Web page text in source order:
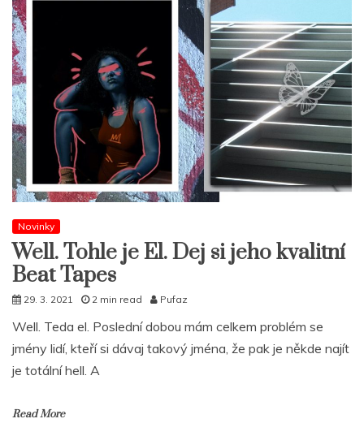
Novinky
Well. Tohle je El. Dej si jeho kvalitní
Beat Tapes
29. 3. 2021 2 min read Pufaz
Well. Teda el. Poslední dobou mám celkem problém se
jmény lidí, kteří si dávaj takový jména, že pak je někde najít
je totální hell. A
Read More